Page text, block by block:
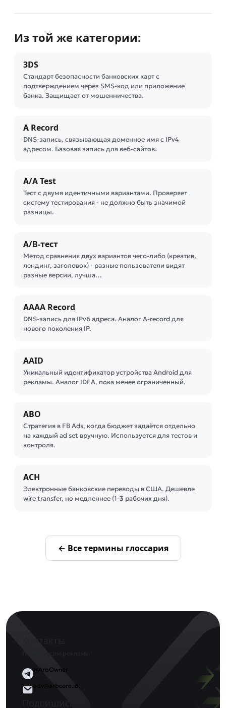
Из той же категории:
3DS
Стандарт безопасности банковских карт с
подтверждением через SMS-код или приложение
банка. Защищает от мошенничества.
A Record
DNS-запись, связывающая доменное имя с IPv4
адресом. Базовая запись для веб-сайтов.
A/A Test
Тест с двумя идентичными вариантами. Проверяет
систему тестирования - не должно быть значимой
разницы.
A/B-тест
Метод сравнения двух вариантов чего-либо (креатив,
лендинг, заголовок) - разные пользователи видят
разные версии, лучша…
AAAA Record
DNS-запись для IPv6 адреса. Аналог A-record для
нового поколения IP.
AAID
Уникальный идентификатор устройства Android для
рекламы. Аналог IDFA, пока менее ограниченный.
ABO
Стратегия в FB Ads, когда бюджет задаётся отдельно
на каждый ad set вручную. Используется для тестов и
контроля.
ACH
Электронные банковские переводы в США. Дешевле
wire transfer, но медленнее (1-3 рабочих дня).
← Все термины глоссария
@ArbOwner
adv@arbcore.io